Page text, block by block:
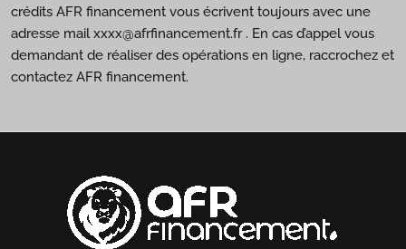
crédits AFR financement vous écrivent toujours avec une
adresse mail xxxx@afrfinancement.fr . En cas d’appel vous
demandant de réaliser des opérations en ligne, raccrochez et
contactez AFR financement.